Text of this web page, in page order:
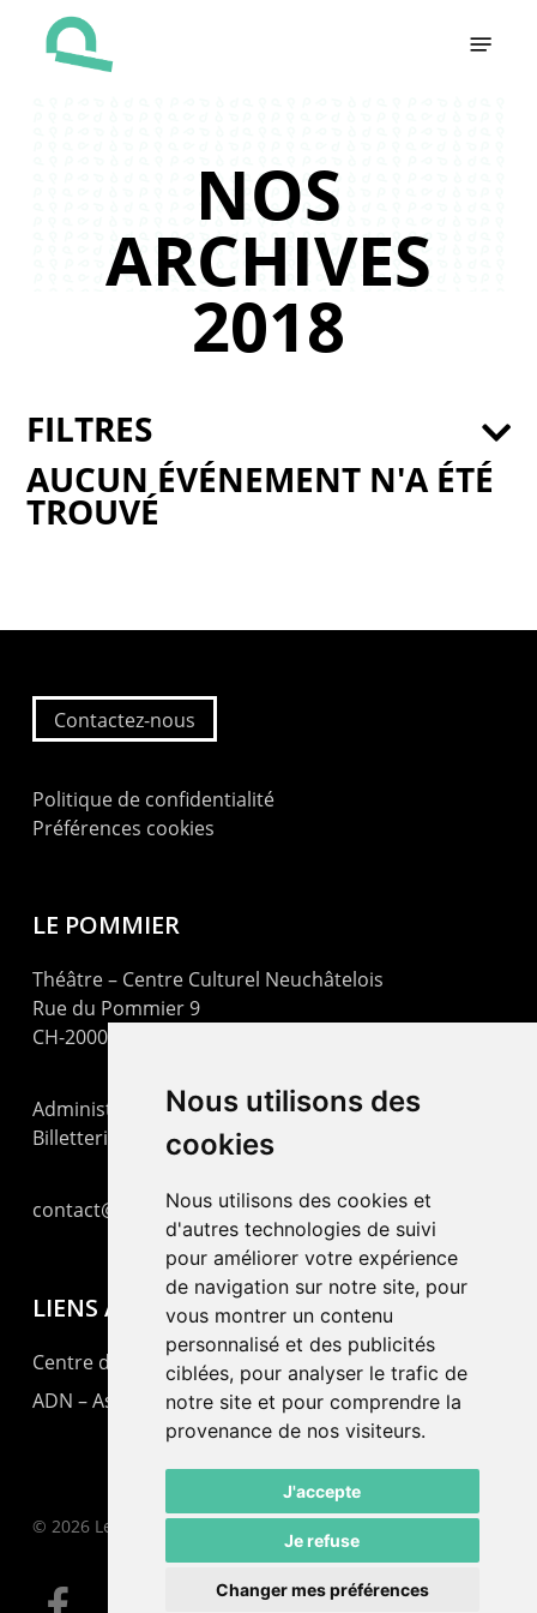
Nous utilisons des
cookies
Nous utilisons des cookies et
d'autres technologies de suivi
pour améliorer votre expérience
de navigation sur notre site, pour
vous montrer un contenu
personnalisé et des publicités
ciblées, pour analyser le trafic de
notre site et pour comprendre la
provenance de nos visiteurs.
J'accepte
Je refuse
Changer mes préférences
NOS
ARCHIVES
2018
AUCUN ÉVÉNEMENT N'A ÉTÉ
TROUVÉ
FILTRES
Contactez-nous
Politique de confidentialité
Préférences cookies
LE POMMIER
Théâtre – Centre Culturel Neuchâtelois
Rue du Pommier 9
CH-2000 Neuchâtel
Administration : +41 32 725 03 03
Billetterie : +41 32 725 05 05
contact@lepommier.ch
LIENS AMIS
Centre de culture ABC
ADN – Association Danse Neuchâtel
© 2026 Le Pommier.
facebook email